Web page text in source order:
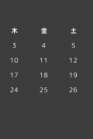
木 金
土
3 4
5
10 11
12
17 18
19
24 25
26